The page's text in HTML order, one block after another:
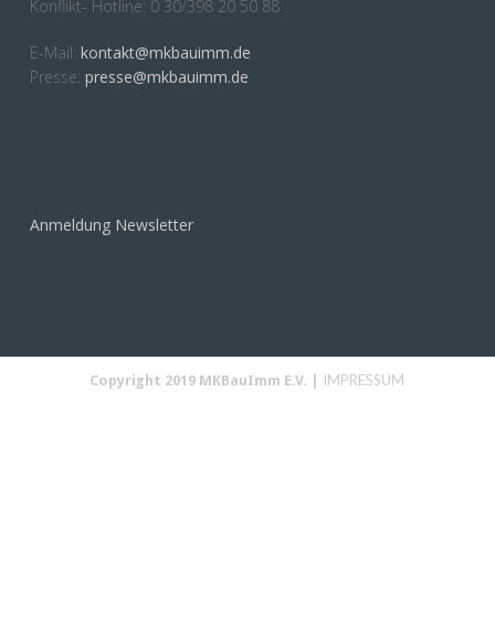
Konflikt- Hotline: 0 30/398 20 50 88
E-Mail: kontakt@mkbauimm.de
Presse: presse@mkbauimm.de
Anmeldung Newsletter
Copyright 2019 MKBauImm E.V. | IMPRESSUM